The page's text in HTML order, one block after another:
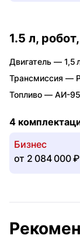
1.5 л,
Двигатель — 1,5
Трансмиссия —
Топливо — АИ-95
4
Бизнес
от 2 084 000 ₽